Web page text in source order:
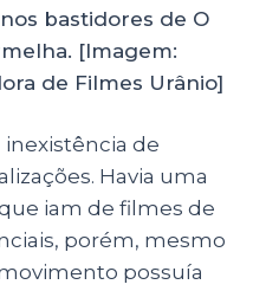
bastidores de O
[Imagem:
de Filmes Urânio]
de
Havia uma
iam de filmes de
porém, mesmo
possuía